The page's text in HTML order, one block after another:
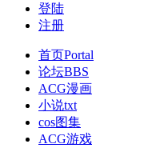
登陆
注册
首页Portal
论坛BBS
ACG漫画
小说txt
cos图集
ACG游戏